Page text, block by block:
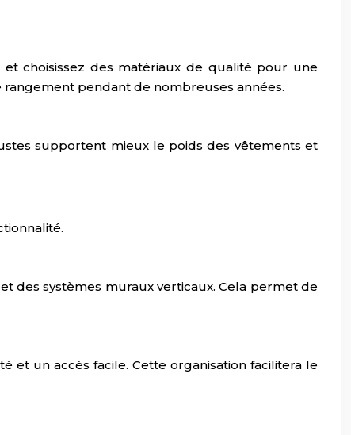
choisissez des matériaux de qualité pour une
pendant de nombreuses années.
supportent mieux le poids des vêtements et
des systèmes muraux verticaux. Cela permet de
et un accès facile. Cette organisation facilitera le